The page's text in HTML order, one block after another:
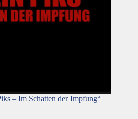
– Im Schatten der Impfung“